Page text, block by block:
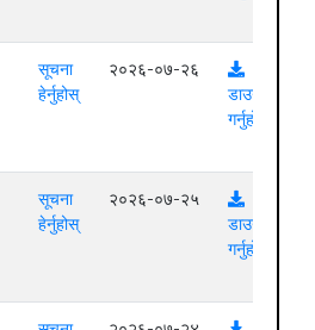
सूचना
हेर्नुहोस्
२०२६-०७-२६
डाउनलोड
गर्नुहोस्
सूचना
हेर्नुहोस्
२०२६-०७-२५
डाउनलोड
गर्नुहोस्